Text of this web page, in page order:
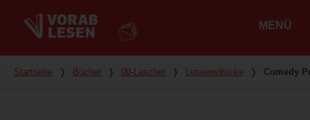
MENÜ
Du bist hier
Startseite ❭ Bücher ❭ 00-Laschet ❭ Leseeindrücke ❭ Comedy